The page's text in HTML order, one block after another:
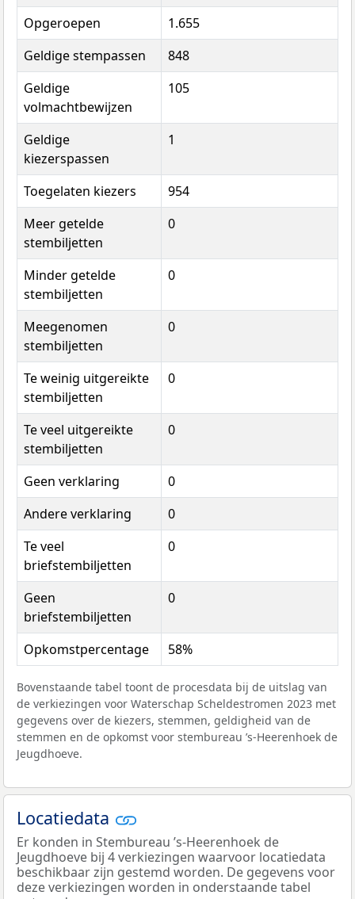
Opgeroepen
1.655
Geldige stempassen
848
Geldige
volmachtbewijzen
105
Geldige
kiezerspassen
1
Toegelaten kiezers
954
Meer getelde
stembiljetten
0
Minder getelde
stembiljetten
0
Meegenomen
stembiljetten
0
Te weinig uitgereikte
stembiljetten
0
Te veel uitgereikte
stembiljetten
0
Geen verklaring
0
Andere verklaring
0
Te veel
briefstembiljetten
0
Geen
briefstembiljetten
0
Opkomstpercentage 58%
Bovenstaande tabel toont de procesdata bij de uitslag van
de verkiezingen voor Waterschap Scheldestromen 2023 met
gegevens over de kiezers, stemmen, geldigheid van de
stemmen en de opkomst voor stembureau ’s-Heerenhoek de
Jeugdhoeve.
Locatiedata
Er konden in Stembureau ’s-Heerenhoek de
Jeugdhoeve bij 4 verkiezingen waarvoor locatiedata
beschikbaar zijn gestemd worden. De gegevens voor
deze verkiezingen worden in onderstaande tabel